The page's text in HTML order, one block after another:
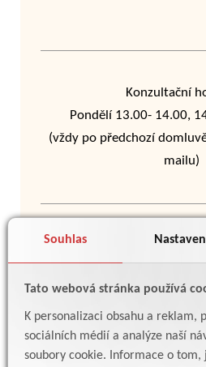
Souhlas
Tato webová stránka používá
K personalizaci obsahu a reklam,
sociálních médií a analýze naší
soubory cookie. Informace o tom,
Konzultační
Pondělí 13.00- 14.00,
(vždy po předchozí
mailu)